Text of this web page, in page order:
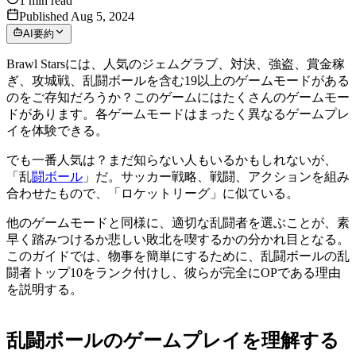
Published Aug 5, 2024
AI要約
Brawl Starsには、人気のジェムグラブ、対決、強盗、賞金稼
ぎ、攻城戦、乱闘ボールを含む19以上のゲームモードがある
のをご存知だろうか？このゲームにはたくさんのゲームモー
ドがあります。各ゲームモードはまったく異なるゲームプレ
イを体験できる。
でも一番人気は？まだ知らない人もいるかもしれないが、
「乱闘ボール 」だ。サッカー戦略、戦闘、アクションを組み
合わせたもので、「ロケットリーグ」に似ている。
他のゲームモードと同様に、適切な乱闘者を選ぶことが、素
早く踏みつけるか悲しい敗北を喫するかの分かれ目となる。
このガイドでは、物事を簡単にするために、乱闘ボールの乱
闘者トップ10をランク付けし、彼らが完全にOPである理由
を説明する。
乱闘ボールのゲームプレイを理解する